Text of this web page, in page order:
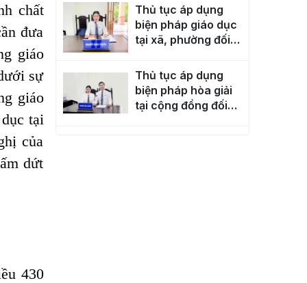
chất
đưa
giáo
sự
giáo
tại
của
dứt
430
Thủ tục áp dụng
biện pháp giáo dục
tại xã, phường đối
tuổi phạm tội
Thủ tục áp dụng
biện pháp hòa giải
tại cộng đồng đối